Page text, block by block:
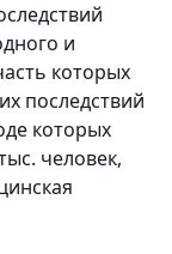
и
которых
последствий
которых
человек,